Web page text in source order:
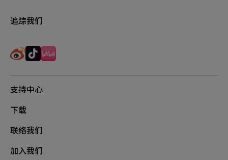
追踪我们
支持中心
下载
联络我们
加入我们